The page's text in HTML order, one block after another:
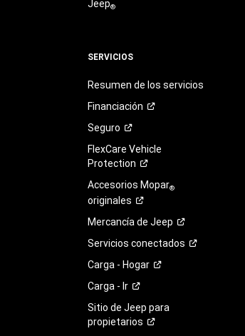
Jeep®
SERVICIOS
Resumen de los servicios
Financiación
Seguro
FlexCare Vehicle
Protection
Accesorios Mopar®
originales
Mercancía de Jeep
Servicios conectados
Carga - Hogar
Carga - Ir
Sitio de Jeep para
propietarios